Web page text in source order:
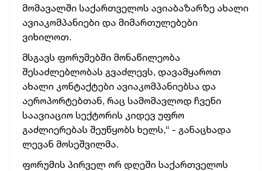
მომავალში საქართველოს ავიაბაზარზე ახალი
ავიაკომპანიები და მიმართულებები
ვიხილოთ.
მსგავს ფორუმებში მონაწილეობა
შესაძლებლობას გვაძლევს, დავამყაროთ
ახალი კონტაქტები ავიაკომპანიებსა და
აეროპორტებთან, რაც სამომავლოდ ჩვენი
საავიაციო სექტორის კიდევ უფრო
გაძლიერებას შეუწყობს ხელს,“ - განაცხადა
ლევან მოსეშვილმა.
ფორუმის პირველ ორ დღეში საქართველოს